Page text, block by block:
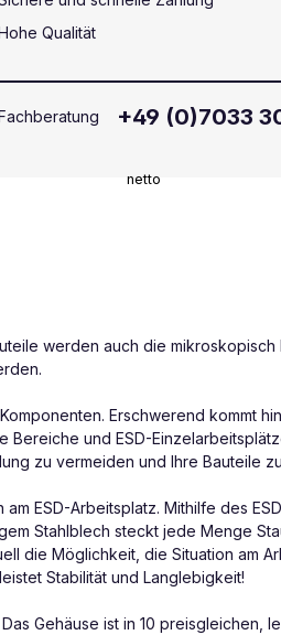
netto
Qualität
+49 (0)7033
werden auch die mikroskopisch
Erschwerend kommt
und ESD-
zu vermeiden und Ihre Bauteile
ESD-Arbeitsplatz. Mithilfe des
Stahlblech steckt jede Menge
die Möglichkeit, die Situation am
Stabilität und Langlebigkeit!
Gehäuse ist in 10 preisgleichen,